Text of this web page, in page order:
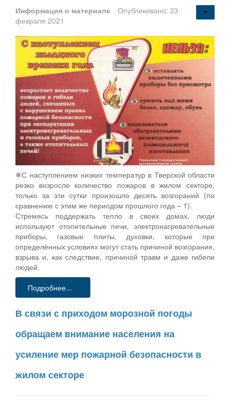
Информация о материале
Опубликовано: 23
февраля 2021
❄С наступлением низких температур в Тверской области
резко возросло количество пожаров в жилом секторе,
только за эти сутки произошло десять возгораний (по
сравнению с этим же периодом прошлого года – 1).
Стремясь поддержать тепло в своих домах, люди
используют отопительные печи, электронагревательные
приборы, газовые плиты, духовки, которые при
определённых условиях могут стать причиной возгорания,
взрыва и, как следствие, причиной травм и даже гибели
людей.
Подробнее...
В связи с приходом морозной погоды
обращаем внимание населения на
усиление мер пожарной безопасности в
жилом секторе